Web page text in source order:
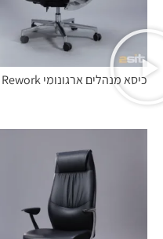
כיסא מנהלים ארגונומי Rework